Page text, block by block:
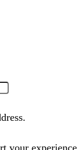
your experience